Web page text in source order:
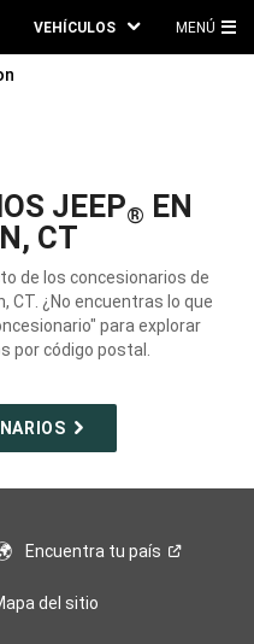
VEHÍCULOS MENÚ
JEEP® EN
CT
de los concesionarios de
CT. ¿No encuentras lo que
para explorar
por código postal.
Encuentra tupaís
del sitio